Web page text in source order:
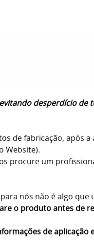
desperdício de
de fabricação, após
Website).
procure um
nós não é algo que
o produto antes de
de aplicação